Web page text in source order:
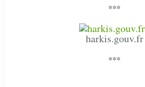
***
harkis.gouv.fr
***